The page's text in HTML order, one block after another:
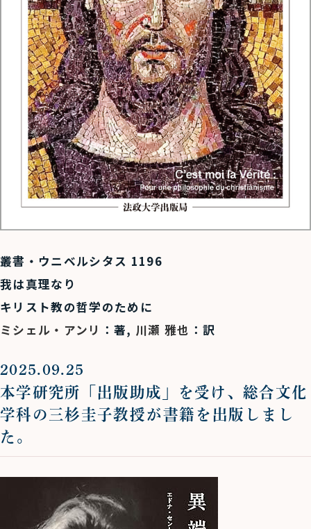
叢書・ウニベルシタス 1196
我は真理なり
キリスト教の哲学のために
ミシェル・アンリ ：著, 川瀬 雅也 ：訳
2025.09.25
本学研究所「出版助成」を受け、総合文化
学科の三杉圭子教授が書籍を出版しまし
た。